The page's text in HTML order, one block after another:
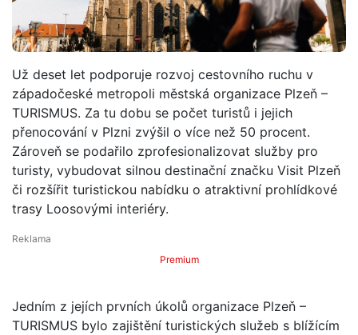
Už deset let podporuje rozvoj cestovního ruchu v
západočeské metropoli městská organizace Plzeň –
TURISMUS. Za tu dobu se počet turistů i jejich
přenocování v Plzni zvýšil o více než 50 procent.
Zároveň se podařilo zprofesionalizovat služby pro
turisty, vybudovat silnou destinační značku Visit Plzeň
či rozšířit turistickou nabídku o atraktivní prohlídkové
trasy Loosovými interiéry.
Premium
Jedním z jejích prvních úkolů organizace Plzeň –
TURISMUS bylo zajištění turistických služeb s blížícím